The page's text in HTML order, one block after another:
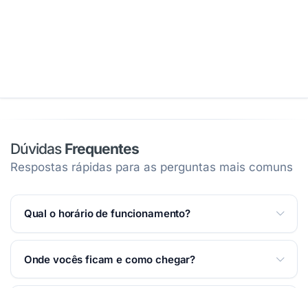
Dúvidas Frequentes
Respostas rápidas para as perguntas mais comuns
Qual o horário de funcionamento?
Atendemos Segunda a Sexta das 08:00 às 18:00;
Ver horários completos
Onde vocês ficam e como chegar?